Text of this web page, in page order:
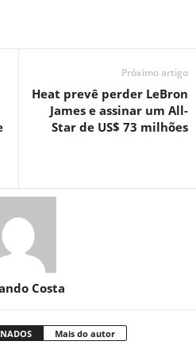
Próximo artigo
Heat prevê perder LeBron
James e assinar um All-
Star de US$ 73 milhões
Costa
Mais do autor